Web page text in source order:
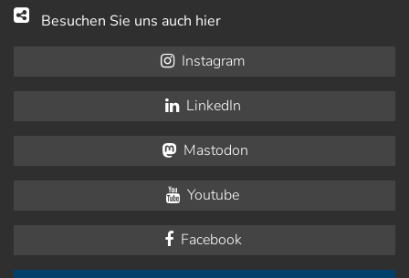
Besuchen Sie uns auch hier
Instagram
LinkedIn
Mastodon
Youtube
Facebook